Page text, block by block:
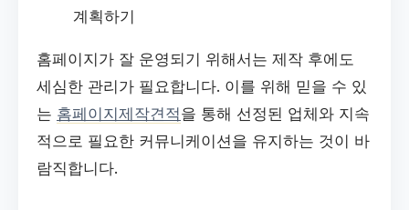
계획하기
홈페이지가 잘 운영되기 위해서는 제작 후에도
세심한 관리가 필요합니다. 이를 위해 믿을 수 있
는 홈페이지제작견적을 통해 선정된 업체와 지속
적으로 필요한 커뮤니케이션을 유지하는 것이 바
람직합니다.